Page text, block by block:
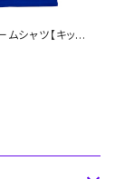
シャツ【キッズ
生産（納期約